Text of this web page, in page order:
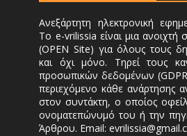
Ανεξάρτητη ηλεκτρονική
Το e-vrilissia είναι μια ανοιχτή
(OPEN Site) για όλους τους
και όχι μόνο. Τηρεί τους
προσωπικών δεδομένων
περιεχόμενο κάθε ανάρτησης
στον συντάκτη, ο οποίος
ονοματεπώνυμό του ή την
Άρθρου. Email: